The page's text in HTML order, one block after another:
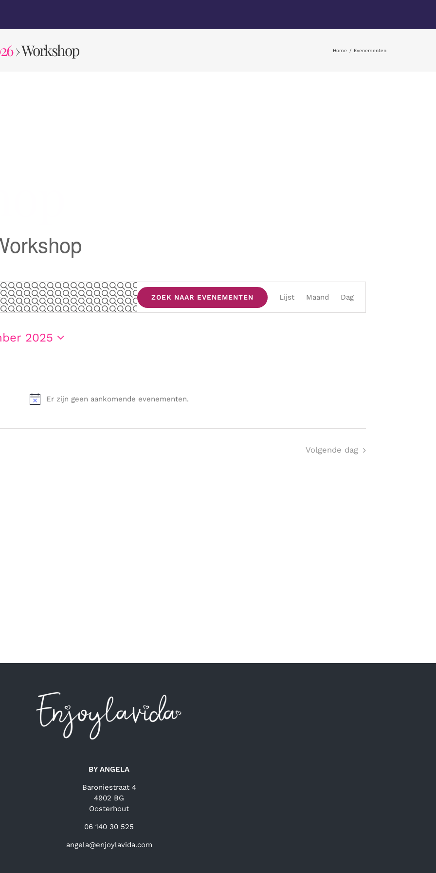
› Workshop Home Evenementen
Er zijn geen aankomende evenementen.
ZOEK NAAR EVENEMENTEN
weergaven
Lijst Maand Dag
2025
Volgende dag
BY ANGELA
Baroniestraat 4
4902 BG
Oosterhout
06 140 30 525
angela@enjoylavida.com